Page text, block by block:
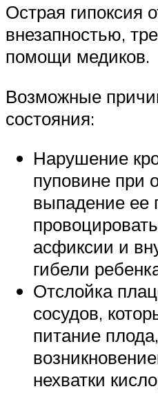
Острая гипоксия
внезапностью,
помощи медиков.
Возможные
состояния:
Нарушение
пуповине при
выпадение ее
асфиксии и
гибели
Отслойка
сосудов,
питание
нехватки